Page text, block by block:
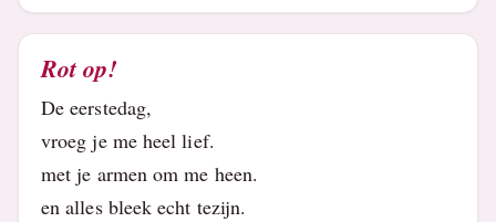
Rot op!
De eerstedag,
vroeg je me heel lief.
met je armen om me heen.
en alles bleek echt tezijn.